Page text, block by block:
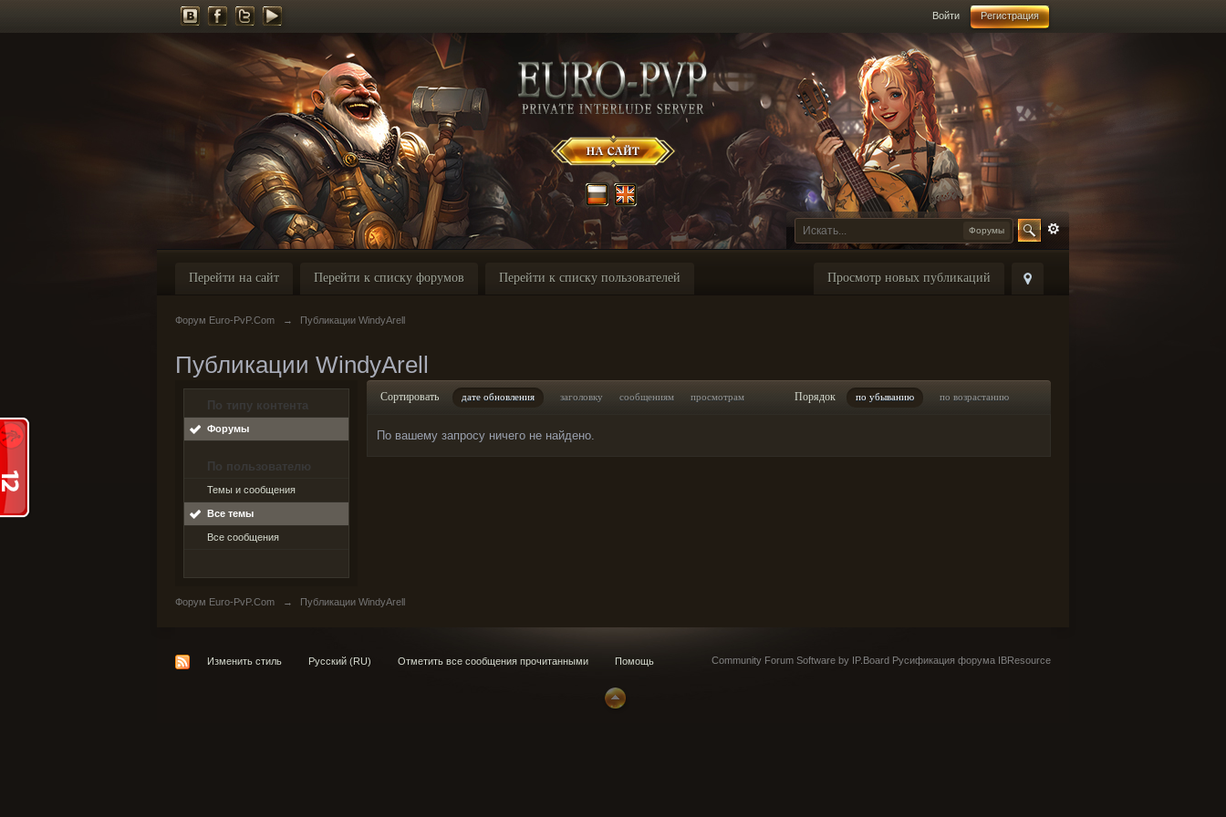
Войти Регистрация
Форумы
Просмотр новых публикаций
Перейти на сайт Перейти к списку форумов Перейти к списку пользователей
Форум Euro-PvP.Com → Публикации WindyArell
Публикации WindyArell
По типу контента
Форумы
По пользователю
Темы и сообщения
Все темы
Все сообщения
Сортировать дате обновления заголовку сообщениям просмотрам Порядок по убыванию по возрастанию
По вашему запросу ничего не найдено.
Форум Euro-PvP.Com → Публикации WindyArell
Изменить стиль Русский (RU) Отметить все сообщения прочитанными Помощь Community Forum Software by IP.Board Русификация форума IBResource